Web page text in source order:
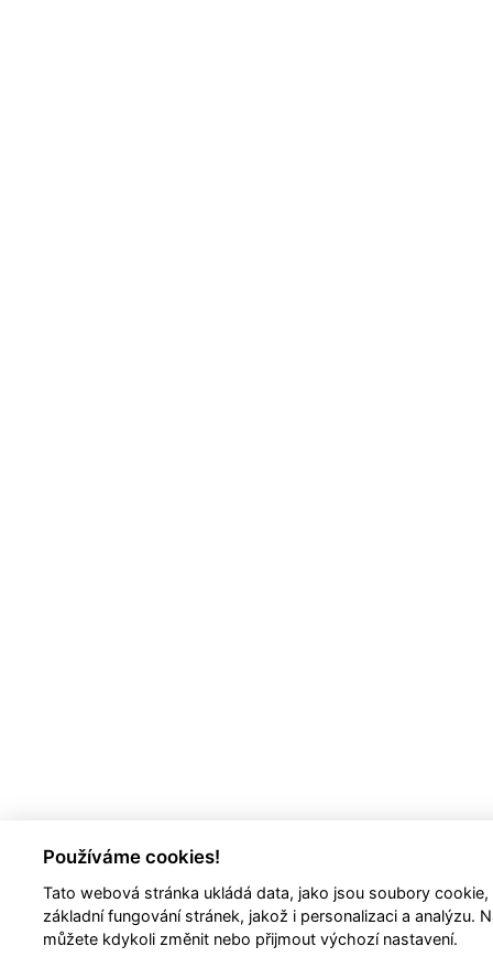
Používáme cookies!
Tato webová stránka ukládá data, jako jsou soubory cookie,
základní fungování stránek, jakož i personalizaci a analýzu.
můžete kdykoli změnit nebo přijmout výchozí nastavení.